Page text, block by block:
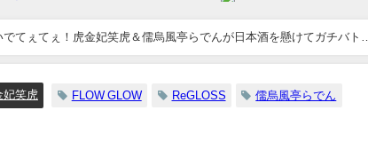
てぇてぇ！虎金妃笑虎＆儒烏風亭らでんが日本酒を懸けてガチバトル
妃笑虎 FLOW GLOW ReGLOSS 儒烏風亭らでん